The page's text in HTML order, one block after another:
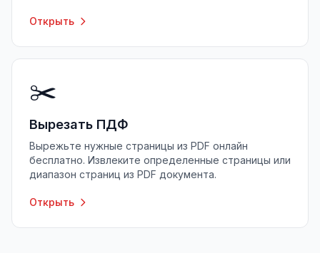
Открыть
✂️
Вырезать ПДФ
Вырежьте нужные страницы из PDF онлайн
бесплатно. Извлеките определенные страницы или
диапазон страниц из PDF документа.
Открыть